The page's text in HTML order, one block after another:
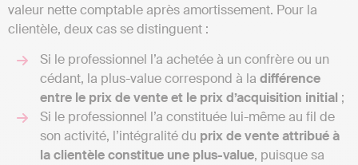
valeur nette comptable après amortissement. Pour la
clientèle, deux cas se distinguent :
Si le professionnel l’a achetée à un confrère ou un
cédant, la plus-value correspond à la différence
entre le prix de vente et le prix d’acquisition initial ;
Si le professionnel l’a constituée lui-même au fil de
son activité, l’intégralité du prix de vente attribué à
la clientèle constitue une plus-value, puisque sa